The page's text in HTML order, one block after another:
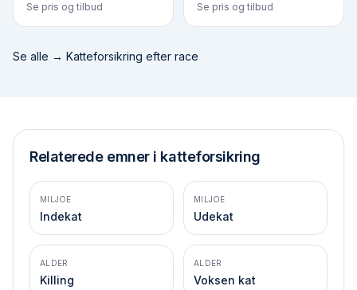
Se pris og tilbud Se pris og tilbud
Se alle → Katteforsikring efter race
Relaterede emner i katteforsikring
MILJOE
Indekat
MILJOE
Udekat
ALDER
Killing
ALDER
Voksen kat